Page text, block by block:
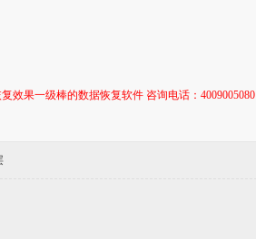
效果一级棒的数据恢复软件 咨询电话：4009005080